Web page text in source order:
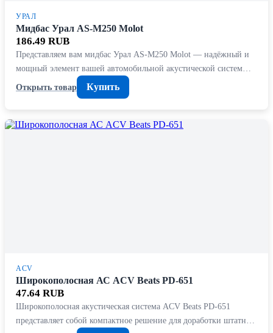
УРАЛ
Мидбас Урал AS-M250 Molot
186.49 RUB
Представляем вам мидбас Урал AS-M250 Molot — надёжный и
мощный элемент вашей автомобильной акустической систем…
Открыть товар
Купить
ACV
Широкополосная АС ACV Beats PD-651
47.64 RUB
Широкополосная акустическая система ACV Beats PD-651
представляет собой компактное решение для доработки штатн…